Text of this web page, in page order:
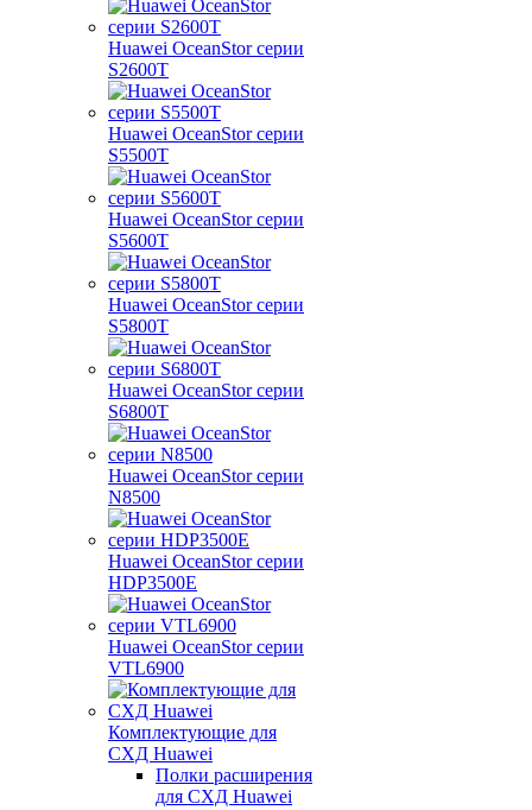
Huawei OceanStor серии
S2600T
Huawei OceanStor серии
S5500T
Huawei OceanStor серии
S5600T
Huawei OceanStor серии
S5800T
Huawei OceanStor серии
S6800T
Huawei OceanStor серии
N8500
Huawei OceanStor серии
HDP3500E
Huawei OceanStor серии
VTL6900
Комплектующие для
СХД Huawei
Полки расширения
для СХД Huawei